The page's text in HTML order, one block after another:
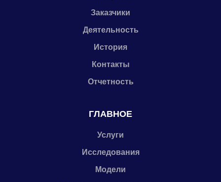
Заказчики
Деятельность
История
Контакты
Отчетность
ГЛАВНОЕ
Услуги
Исследования
Модели